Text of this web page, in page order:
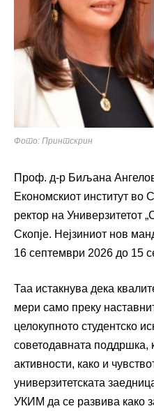
Фото: Принтскрин
Проф. д-р Биљана
Економскиот институт во
ректор на Универзитетот
Скопје. Нејзиниот нов
16 септември 2026 до 15
Таа истакнува дека
мери само преку
целокупното студентско
советодавната поддршка,
активности, како и
универзитетската
УКИМ да се развива како